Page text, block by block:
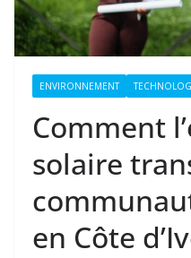
ENVIRONNEMENT
Comment
solaire
en Côte